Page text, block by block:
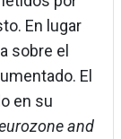
En lugar
sobre el
El
en su
and